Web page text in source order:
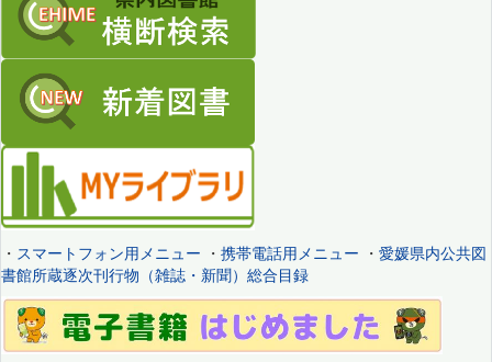
・ スマートフォン用メニュー ・ 携帯電話用メニュー ・ 愛媛県内公共図
書館所蔵逐次刊行物（雑誌・新聞）総合目録